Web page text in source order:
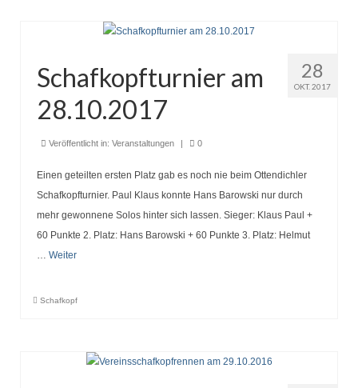
28
OKT. 2017
Schafkopfturnier am
28.10.2017
Veröffentlicht in: Veranstaltungen | 0
Einen geteilten ersten Platz gab es noch nie beim Ottendichler
Schafkopfturnier. Paul Klaus konnte Hans Barowski nur durch
mehr gewonnene Solos hinter sich lassen. Sieger: Klaus Paul +
60 Punkte 2. Platz: Hans Barowski + 60 Punkte 3. Platz: Helmut
… Weiter
Schafkopf